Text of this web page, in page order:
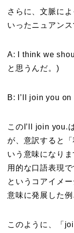
さらに、文脈に
いったニュアン
A: I think we
と思うんだ。)
B: I’ll join you on
このI’ll join you.
が、意訳すると
いう意味になり
用的な口語表現
というコアイメ
意味に発展した例
このように、「